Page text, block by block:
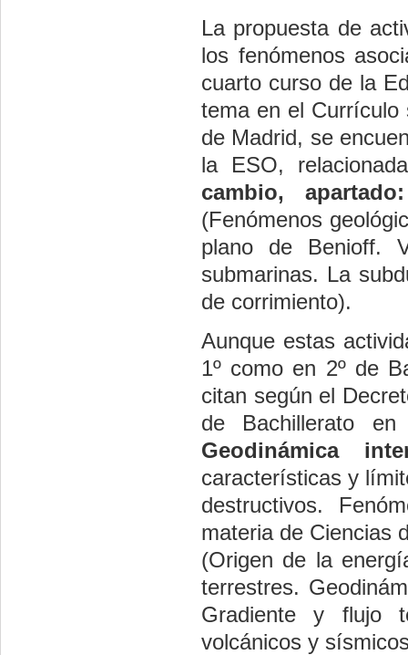
La propuesta de
los fenómenos
cuarto curso de la
tema en el Currículo
de Madrid, se
la ESO,
cambio,
(Fenómenos
plano de Benioff.
submarinas. La
de corrimiento).
Aunque estas
1º como en 2º de
citan según el
de Bachillerato
Geodinámica
características y
destructivos.
materia de Ciencias
(Origen de la
terrestres.
Gradiente y flujo
volcánicos y